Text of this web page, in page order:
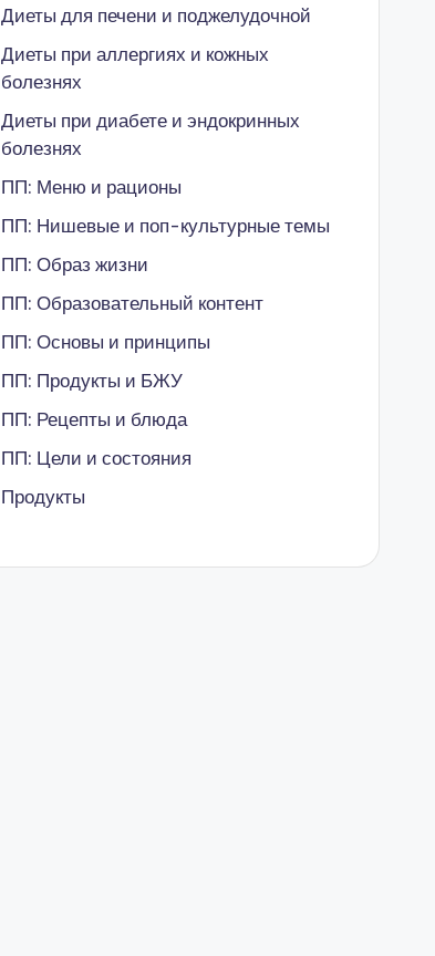
Диеты для печени и поджелудочной
Диеты при аллергиях и кожных
болезнях
Диеты при диабете и эндокринных
болезнях
ПП: Меню и рационы
ПП: Нишевые и поп-культурные темы
ПП: Образ жизни
ПП: Образовательный контент
ПП: Основы и принципы
ПП: Продукты и БЖУ
ПП: Рецепты и блюда
ПП: Цели и состояния
Продукты